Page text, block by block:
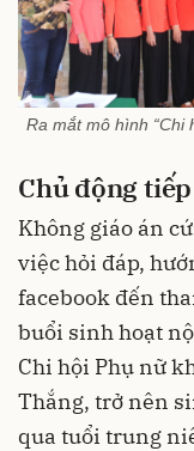
Ra mắt mô hình “Chi
Chủ động
Không giáo án
việc hỏi đáp,
facebook đến
buổi sinh hoạt
Chi hội Phụ nữ
Thắng, trở nên
qua tuổi trung